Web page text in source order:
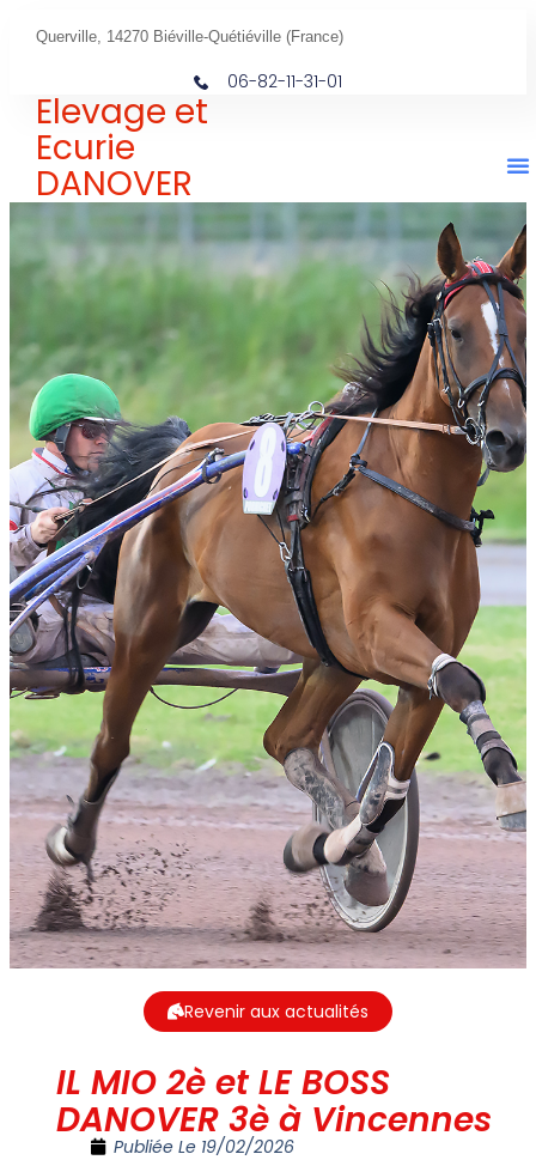
Querville, 14270 Biéville-Quétiéville (France)
06-82-11-31-01
Elevage et
Ecurie
DANOVER
Revenir aux actualités
IL MIO 2è et LE BOSS
DANOVER 3è à Vincennes
Publiée Le 19/02/2026